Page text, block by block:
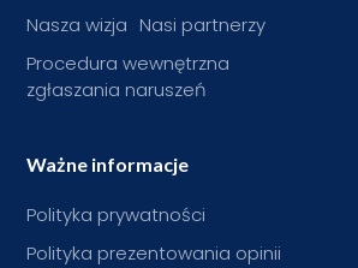
Nasza wizja Nasi partnerzy
Procedura wewnętrzna
zgłaszania naruszeń
Ważne informacje
Polityka prywatności
Polityka prezentowania opinii